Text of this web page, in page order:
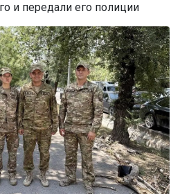
и передали его полиции